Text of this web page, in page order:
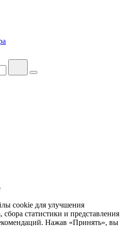
cookie для улучшения
сбора статистики и представления
Нажав «Принять», вы